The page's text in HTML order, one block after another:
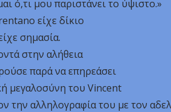
ό,τι μου παριστάνει το ύψιστο.»
είχε δίκιο
σημασία.
στην αλήθεια
παρά να επηρεάσει
μεγαλοσύνη του Vincent
την αλληλογραφία του με τον